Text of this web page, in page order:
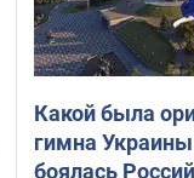
Какой была
гимна
боялась